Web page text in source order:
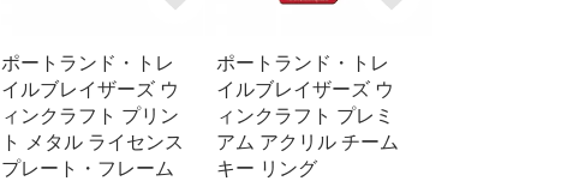
ポートランド・トレ
イルブレイザーズ ウ
ィンクラフト プリン
ト メタル ライセンス
プレート・フレーム
ポートランド・トレ
イルブレイザーズ ウ
ィンクラフト プレミ
アム アクリル チーム
キー リング